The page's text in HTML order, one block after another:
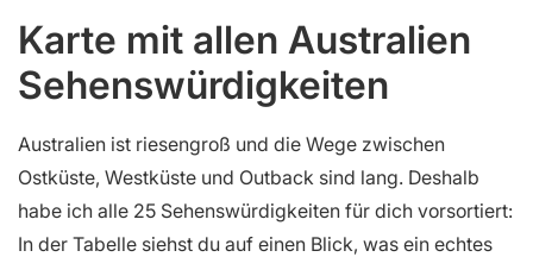
Karte mit allen Australien
Sehenswürdigkeiten
Australien ist riesengroß und die Wege zwischen
Ostküste, Westküste und Outback sind lang. Deshalb
habe ich alle 25 Sehenswürdigkeiten für dich vorsortiert:
In der Tabelle siehst du auf einen Blick, was ein echtes